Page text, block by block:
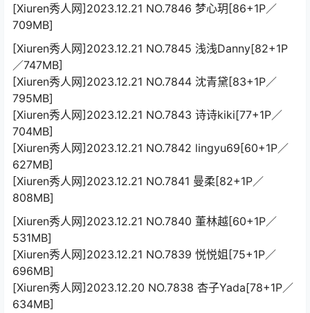
[Xiuren秀人网]2023.12.21 NO.7846 梦心玥[86+1P／
709MB]
[Xiuren秀人网]2023.12.21 NO.7845 浅浅Danny[82+1P
／747MB]
[Xiuren秀人网]2023.12.21 NO.7844 沈青黛[83+1P／
795MB]
[Xiuren秀人网]2023.12.21 NO.7843 诗诗kiki[77+1P／
704MB]
[Xiuren秀人网]2023.12.21 NO.7842 lingyu69[60+1P／
627MB]
[Xiuren秀人网]2023.12.21 NO.7841 曼柔[82+1P／
808MB]
[Xiuren秀人网]2023.12.21 NO.7840 董林越[60+1P／
531MB]
[Xiuren秀人网]2023.12.21 NO.7839 悦悦姐[75+1P／
696MB]
[Xiuren秀人网]2023.12.20 NO.7838 杏子Yada[78+1P／
634MB]